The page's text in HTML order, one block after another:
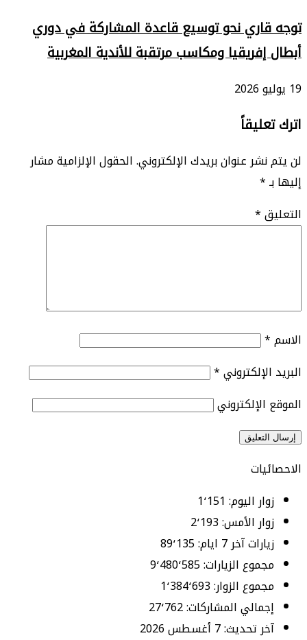
توجه قاري نحو توسيع قاعدة المشاركة في دوري
أبطال إفريقيا ومكاسب مرتقبة للأندية المغربية
19 يوليو 2026
اترك تعليقاً
لن يتم نشر عنوان بريدك الإلكتروني.الحقول الإلزامية مشار
إليها بـ*
التعليق*
الاسم*
البريد الإلكتروني*
الموقع الإلكتروني
الاحصائيات
زوار اليوم: 1٬151
زوار الأمس:2٬193
زيارات آخر 7 ايام:
89٬135
مجموع الزيارات:9٬480٬585
مجموع الزوار:1٬384٬693
إجمالي المشاركات:27٬762
آخر تحديث:7 أغسطس 2026